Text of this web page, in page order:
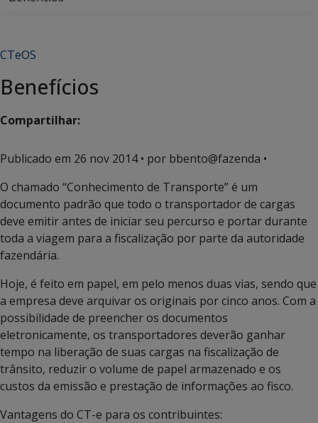
CTeOS
Benefícios
Compartilhar:
Publicado em 26 nov 2014• por bbento@fazenda •
O chamado “Conhecimento de Transporte” é um
documento padrão que todo o transportador de cargas
deve emitir antes de iniciar seu percurso e portar durante
toda a viagem para a fiscalização por parte da autoridade
fazendária.
Hoje, é feito em papel, em pelo menos duas vias, sendo que
a empresa deve arquivar os originais por cinco anos. Com a
possibilidade de preencher os documentos
eletronicamente, os transportadores deverão ganhar
tempo na liberação de suas cargas na fiscalização de
trânsito, reduzir o volume de papel armazenado e os
custos da emissão e prestação de informações ao fisco.
Vantagens do CT-e para os contribuintes: